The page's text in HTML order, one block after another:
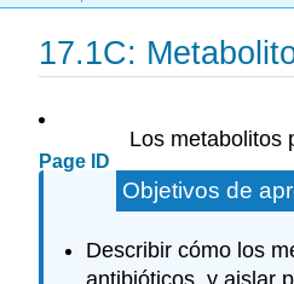
17.1C:
Page ID
Los metabolitos
Objetivos de
Describir cómo los